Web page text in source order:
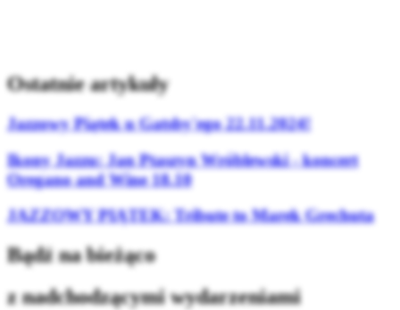
Ostatnie artykuły
Jazzowy Piątek u Gatsby'ego 22.11.2024!
Ikony Jazzu: Jan Ptaszyn Wróblewski - koncert
Oregano and Wine 18.10
JAZZOWY PIĄTEK: Tribute to Marek Grechuta
Bądź na bieżąco
z nadchodzącymi wydarzeniami